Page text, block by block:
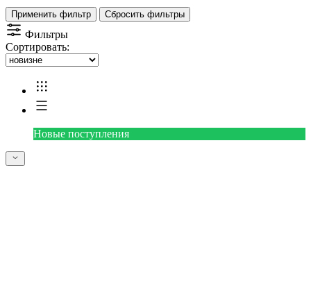
Применить фильтр Сбросить фильтры
Фильтры
Сортировать:
Новые поступления